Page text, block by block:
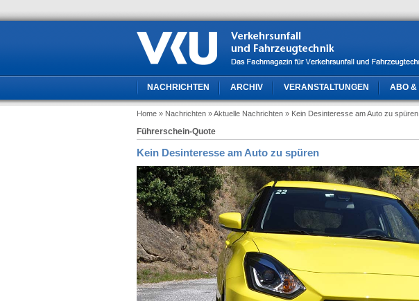
NACHRICHTEN ARCHIV VERANSTALTUNGEN ABO &
Home » Nachrichten » Aktuelle Nachrichten » Kein Desinteresse am Auto zu spüren
Führerschein-Quote
Kein Desinteresse am Auto zu spüren